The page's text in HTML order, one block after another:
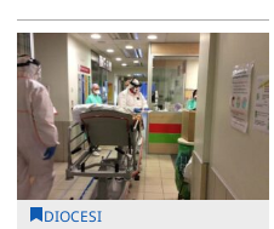
DIOCESI